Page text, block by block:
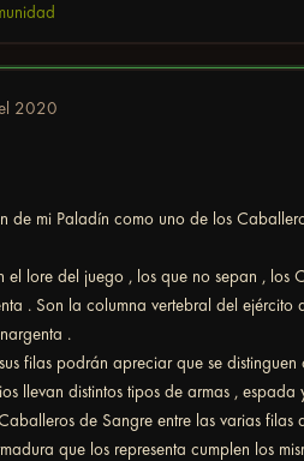
2020
de mi Paladín como uno de los
el lore del juego , los que no sepan , los
. Son la columna vertebral del
.
filas podrán apreciar que se
llevan distintos tipos de armas ,
de Sangre entre las varias
que los representa cumplen los